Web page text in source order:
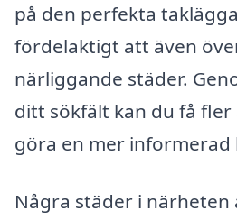
på den perfekta
fördelaktigt att även
närliggande städer.
ditt sökfält kan du få
göra en mer informerad
Några städer i närheten